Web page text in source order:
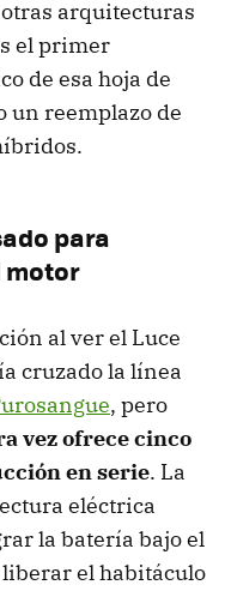
arquitecturas
el primer
de esa hoja de
un reemplazo de
para
motor
al ver el Luce
cruzado la línea
, pero
vez ofrece cinco
en serie. La
eléctrica
la batería bajo el
el habitáculo